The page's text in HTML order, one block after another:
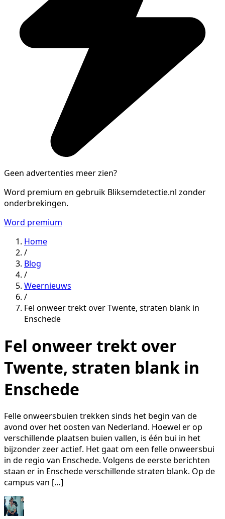
Geen advertenties meer zien?
Word premium en gebruik Bliksemdetectie.nl zonder
onderbrekingen.
Word premium
Home
/
Blog
/
Weernieuws
/
Fel onweer trekt over Twente, straten blank in
Enschede
Fel onweer trekt over
Twente, straten blank in
Enschede
Felle onweersbuien trekken sinds het begin van de
avond over het oosten van Nederland. Hoewel er op
verschillende plaatsen buien vallen, is één bui in het
bijzonder zeer actief. Het gaat om een felle onweersbui
in de regio van Enschede. Volgens de eerste berichten
staan er in Enschede verschillende straten blank. Op de
campus van […]